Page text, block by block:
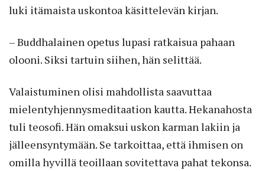
luki itämaista uskontoa käsittelevän kirjan.
– Buddhalainen opetus lupasi ratkaisua pahaan
olooni. Siksi tartuin siihen, hän selittää.
Valaistuminen olisi mahdollista saavuttaa
mielentyhjennysmeditaation kautta. Hekanahosta
tuli teosofi. Hän omaksui uskon karman lakiin ja
jälleensyntymään. Se tarkoittaa, että ihmisen on
omilla hyvillä teoillaan sovitettava pahat tekonsa.